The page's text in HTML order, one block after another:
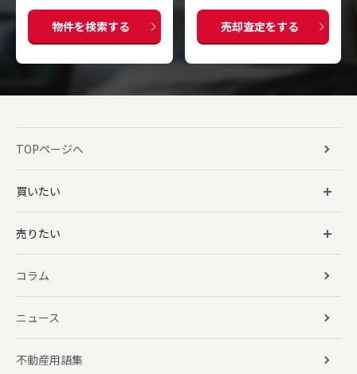
物件を検索する 売却査定をする
TOPページへ
買いたい
売りたい
コラム
ニュース
不動産用語集